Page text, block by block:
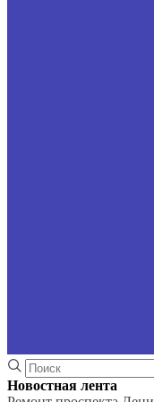
Новостная лента